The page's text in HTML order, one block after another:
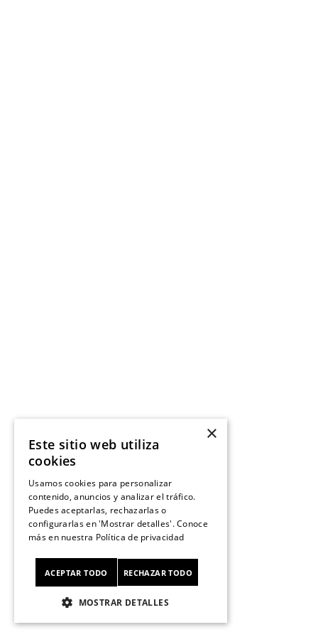
×
Este sitio web utiliza
cookies
Usamos cookies para personalizar
contenido, anuncios y analizar el tráfico.
Puedes aceptarlas, rechazarlas o
configurarlas en 'Mostrar detalles'. Conoce
más en nuestra Política de privacidad
ACEPTAR TODO RECHAZAR TODO
MOSTRAR DETALLES